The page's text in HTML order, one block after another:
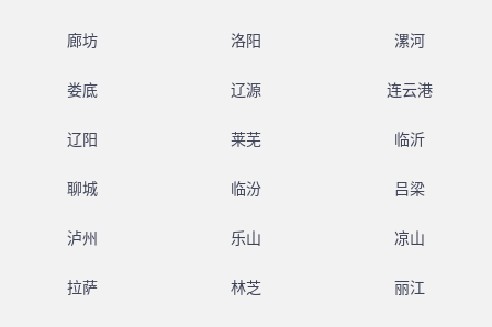
廊坊 洛阳 漯河
娄底 辽源 连云港
辽阳 莱芜 临沂
聊城 临汾 吕梁
泸州 乐山 凉山
拉萨 林芝 丽江